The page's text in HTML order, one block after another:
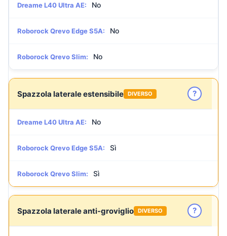
Dreame L40 Ultra AE: No
Roborock Qrevo Edge S5A: No
Roborock Qrevo Slim: No
Spazzola laterale estensibile DIVERSO ?
Dreame L40 Ultra AE: No
Roborock Qrevo Edge S5A: Sì
Roborock Qrevo Slim: Sì
Spazzola laterale anti-groviglio DIVERSO ?